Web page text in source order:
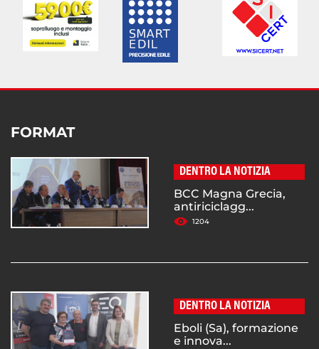
FORMAT
DENTRO LA NOTIZIA
BCC Magna Grecia,
antiriciclagg...
1204
DENTRO LA NOTIZIA
Eboli (Sa), formazione
e innova...